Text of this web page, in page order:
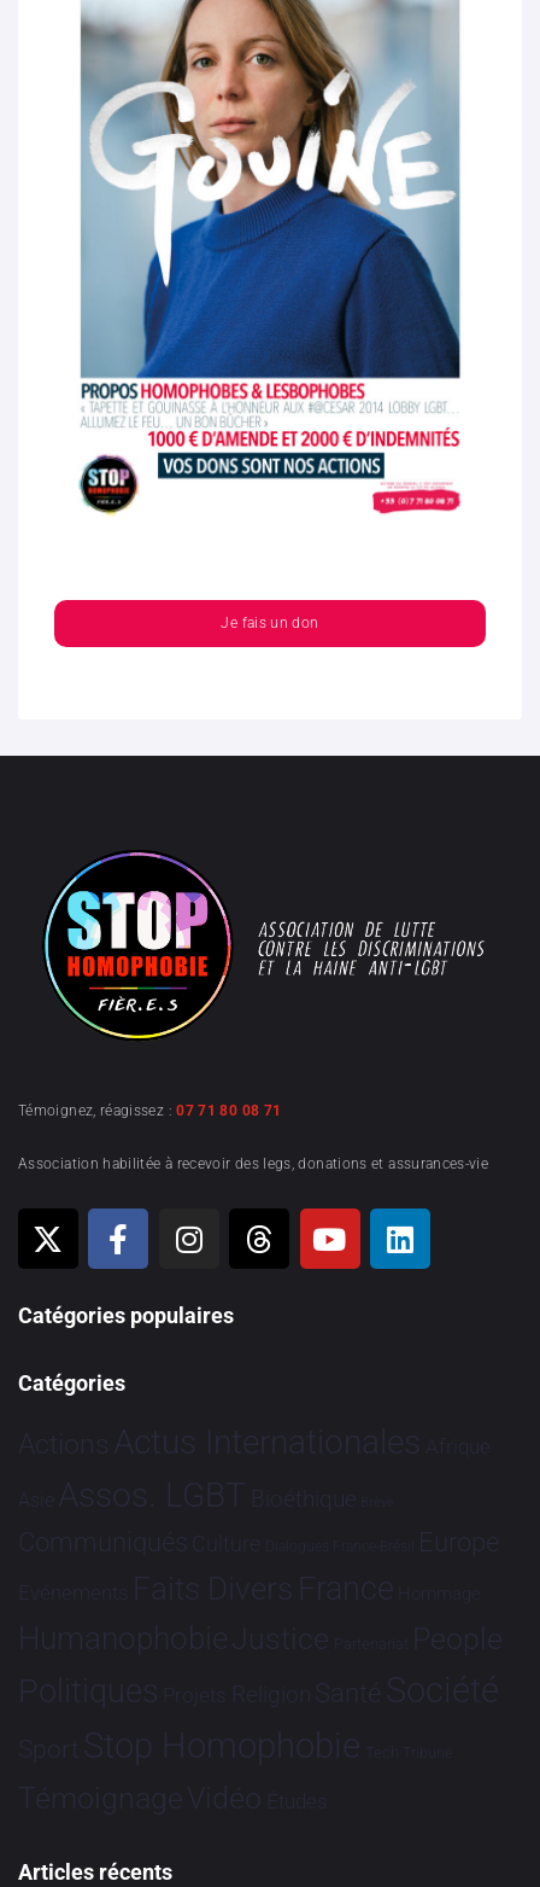
Je fais un don
Témoignez, réagissez :07 71 80 08 71
Association habilitée à recevoir des legs, donations et assurances-vie
Catégories populaires
Catégories
Actions Actus Internationales Afrique
Asie Assos. LGBT Bioéthique Brève
Communiqués Culture Dialogues France-Brésil Europe
Evénements Faits Divers France Hommage
HumanophobieJustice Partenariat People
Politiques Projets Religion Santé Société
Sport Stop Homophobie Tech Tribune
TémoignageVidéo Études
Articles récents